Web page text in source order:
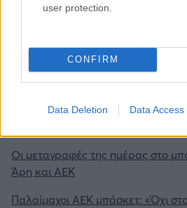
user protection.
CONFIRM
Data Deletion Data Access
επικαιρότητας. Μάθε για όλους
εβδομάδας μέσα από το
Gazzetta. Ακολούθησέ μας και στο
Οι μεταγραφές της ημέρας στο
Άρη και ΑΕΚ
Παλαίμαχοι ΑΕΚ μπάσκετ: «Όχι